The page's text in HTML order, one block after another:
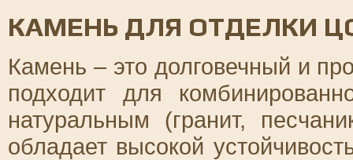
КАМЕНЬ ДЛЯ ОТДЕЛКИ
Камень – это долговечный и
подходит для
натуральным (гранит,
обладает высокой